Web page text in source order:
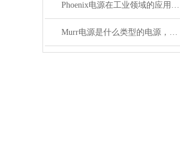
Phoenix电源在工业领域的应用与优势
Murr电源是什么类型的电源，主要用于哪些领域？